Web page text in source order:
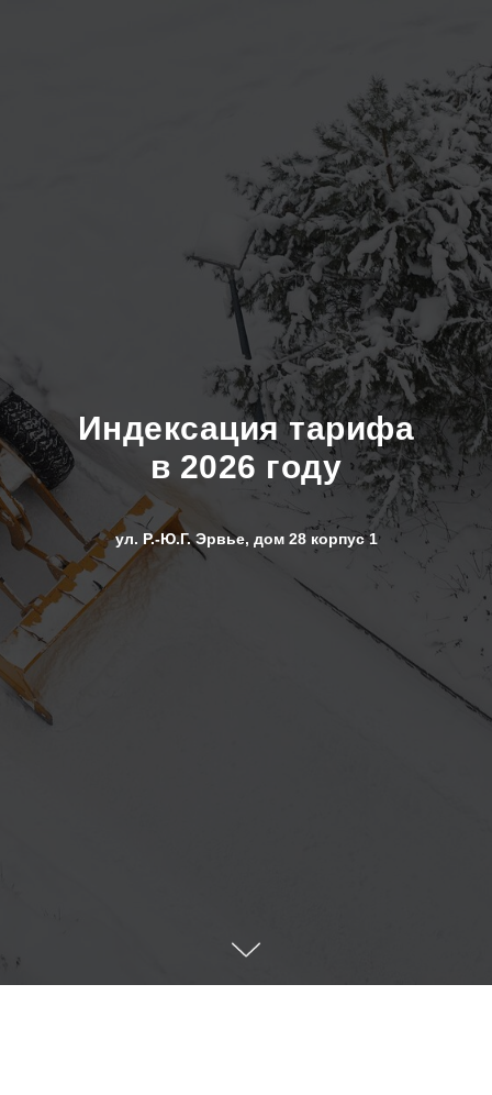
Индексация тарифа
в 2026 году
ул. Р.-Ю.Г. Эрвье, дом 28 корпус 1